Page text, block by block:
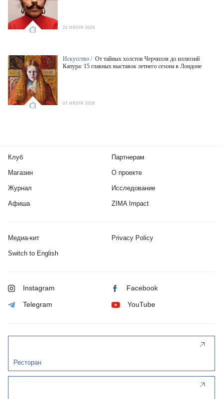
22 ИЮЛЯ 2026
Искусство / От тайных холстов Черчилля до иллюзий
Капура: 15 главных выставок летнего сезона в Лондоне
07 ИЮЛЯ 2026
Клуб
Магазин
Журнал
Афиша
Партнерам
О проекте
Исследование
ZIMA Impact
Медиа-кит Privacy Policy
Switch to English
Instagram Facebook
Telegram YouTube
Ресторан